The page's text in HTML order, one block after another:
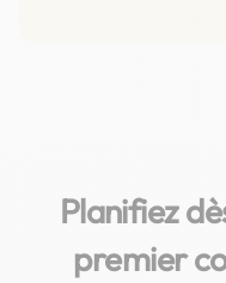
Planifiez
premier